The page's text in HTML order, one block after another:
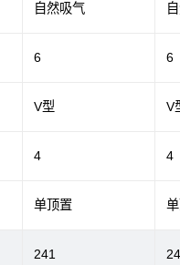
自然吸气
6 6
V型 V
4 4
单顶置
241